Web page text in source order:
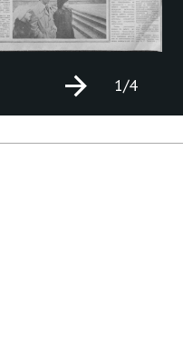
1/4